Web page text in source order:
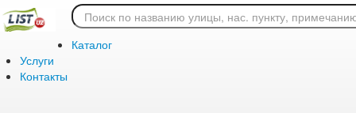
Каталог
Услуги
Контакты
Ошибка 404: страница